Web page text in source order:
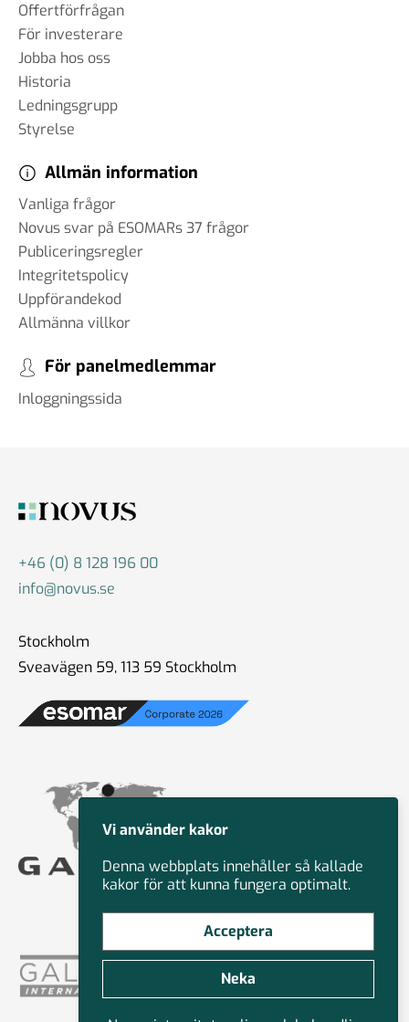
Offertförfrågan
För investerare
Jobba hos oss
Historia
Ledningsgrupp
Styrelse
Allmän information
Vanliga frågor
Novus svar på ESOMARs 37 frågor
Publiceringsregler
Integritetspolicy
Uppförandekod
Allmänna villkor
För panelmedlemmar
Inloggningssida
+46 (0) 8 128 196 00
info@novus.se
Stockholm
Sveavägen 59, 113 59 Stockholm
Vi använder kakor
Denna webbplats innehåller så kallade
kakor för att kunna fungera optimalt.
Acceptera
Neka